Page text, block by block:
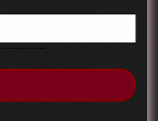
cuando fue
recibirás un
Una vez
de regalo te será